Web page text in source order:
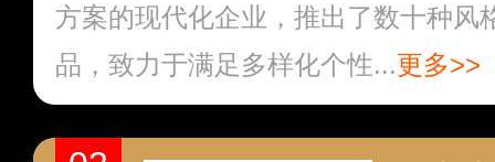
方案的现代化企业，推出了数十种风
品，致力于满足多样化个性...更多>>